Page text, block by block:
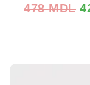
478MDL